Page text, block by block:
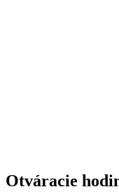
Otváracie